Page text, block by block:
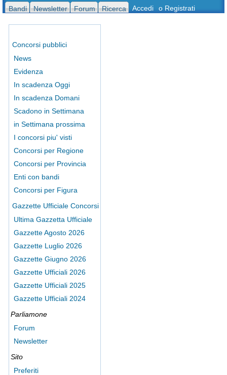
Bandi Newsletter Forum Ricerca Accedi o Registrati
Concorsi pubblici
News
Evidenza
In scadenza Oggi
In scadenza Domani
Scadono in Settimana
in Settimana prossima
I concorsi piu' visti
Concorsi per Regione
Concorsi per Provincia
Enti con bandi
Concorsi per Figura
Gazzette Ufficiale Concorsi
Ultima Gazzetta Ufficiale
Gazzette Agosto 2026
Gazzette Luglio 2026
Gazzette Giugno 2026
Gazzette Ufficiali 2026
Gazzette Ufficiali 2025
Gazzette Ufficiali 2024
Parliamone
Forum
Newsletter
Sito
Preferiti